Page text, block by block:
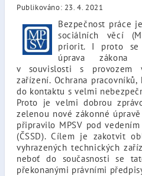
Publikováno: 23. 4. 2021
Bezpečnost práce
sociálních věcí
priorit. I proto se
úprava zákona
v souvislosti s provozem
zařízení. Ochrana
do kontaktu s velmi
Proto je velmi dobrou
zelenou nové zákonné
připravilo MPSV pod
(ČSSD). Cílem je zakotvit
vyhrazených technických
neboť do současnosti se
překonanými právními